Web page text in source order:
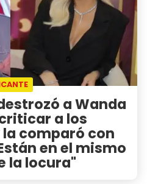
a Wanda
a los
comparó con
en el mismo
la locura"